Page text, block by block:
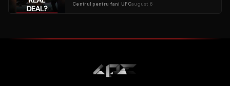
Centrul pentru fani UFCaugust 6